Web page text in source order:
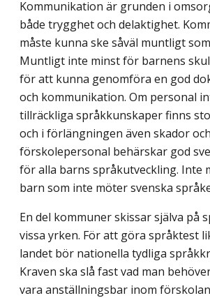
Kommunikation är grunden i
både trygghet och delaktighet.
måste kunna ske såväl muntligt
Muntligt inte minst för barnens
för att kunna genomföra en god
och kommunikation. Om personal
tillräckliga språkkunskaper finns
och i förlängningen även skador
förskolepersonal behärskar god
för alla barns språkutveckling. Inte
barn som inte möter svenska
En del kommuner skissar själva på
vissa yrken. För att göra språktest
landet bör nationella tydliga
Kraven ska slå fast vad man
vara anställningsbar inom